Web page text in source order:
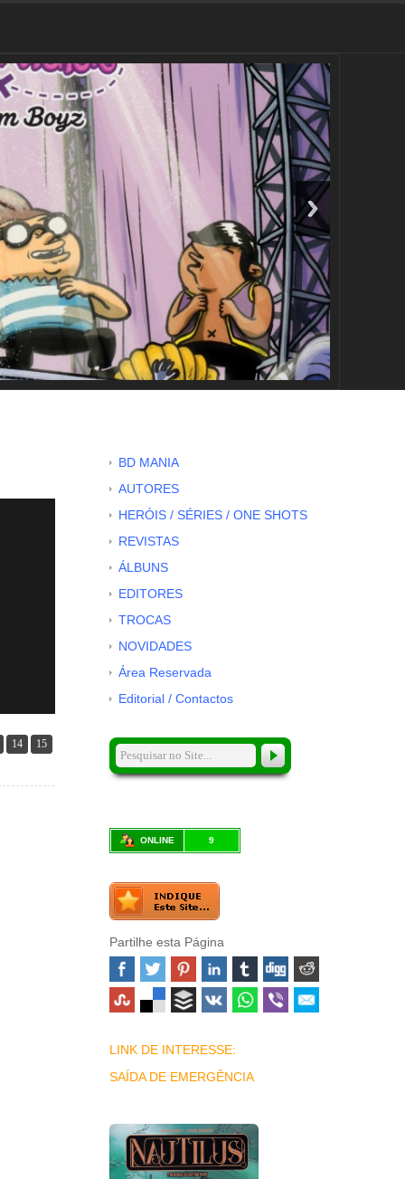
14 15
BD MANIA
AUTORES
HERÓIS / SÉRIES / ONE SHOTS
REVISTAS
ÁLBUNS
EDITORES
TROCAS
NOVIDADES
Área Reservada
Editorial / Contactos
ONLINE 9
Partilhe esta Página
LINK DE INTERESSE:
SAÍDA DE EMERGÊNCIA